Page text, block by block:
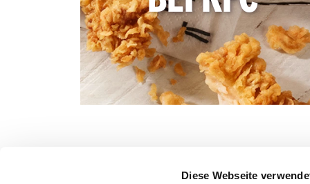
Diese Webseite